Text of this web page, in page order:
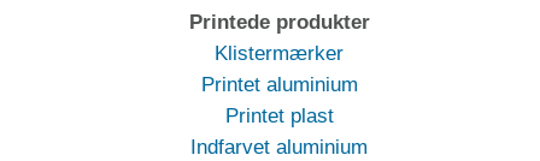
Printede produkter
Klistermærker
Printet aluminium
Printet plast
Indfarvet aluminium